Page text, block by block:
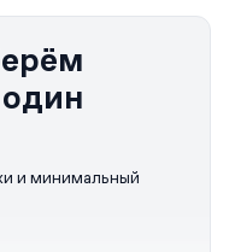
и минимальный